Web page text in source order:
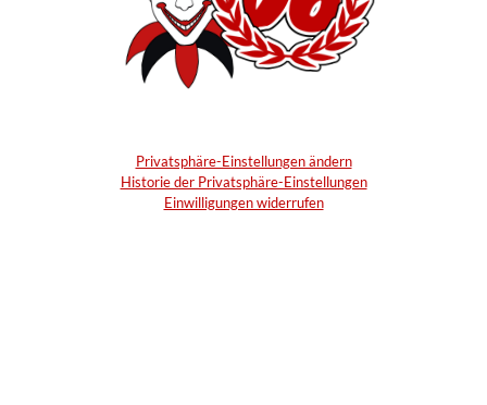
Privatsphäre-Einstellungen ändern
Historie der Privatsphäre-Einstellungen
Einwilligungen widerrufen